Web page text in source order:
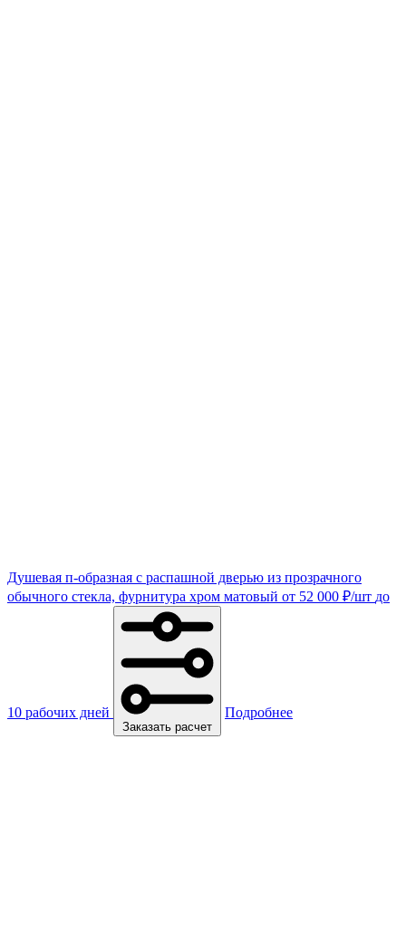
Душевая п-образная с распашной дверью из прозрачного
обычного стекла, фурнитура хром матовый от 52 000 ₽/шт до
10 рабочих дней
Заказать расчет
Подробнее